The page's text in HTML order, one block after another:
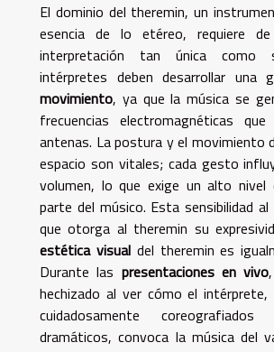
El dominio del theremin, un
esencia de lo etéreo, requiere
interpretación tan única como
intérpretes deben desarrollar una
movimiento, ya que la música se
frecuencias electromagnéticas
antenas. La postura y el movimiento
espacio son vitales; cada gesto
volumen, lo que exige un alto nivel
parte del músico. Esta sensibilidad
que otorga al theremin su
estética visualdel theremin es
Durante las presentaciones en vivo
hechizado al ver cómo el
cuidadosamente
dramáticos, convoca la música del